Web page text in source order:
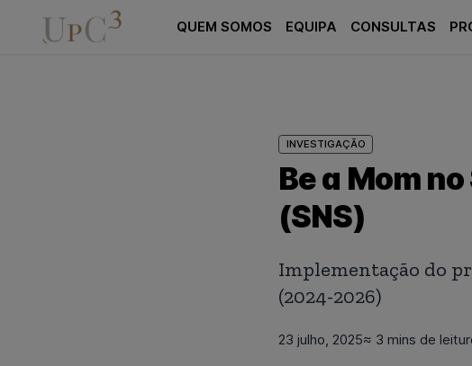
QUEM SOMOS EQUIPA CONSULTAS
INVESTIGAÇÃO
Be a Mom
(SNS)
Implementação do
(2024-2026)
23 julho, 2025≈ 3 mins de